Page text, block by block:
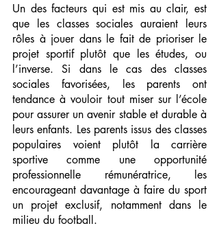
Un des facteurs qui est mis au clair, est
que les classes sociales auraient leurs
rôles à jouer dans le fait de prioriser le
projet sportif plutôt que les études, ou
l’inverse. Si dans le cas des classes
sociales favorisées, les parents ont
tendance à vouloir tout miser sur l’école
pour assurer un avenir stable et durable à
leurs enfants. Les parents issus des classes
populaires voient plutôt la carrière
sportive comme une opportunité
professionnelle rémunératrice, les
encourageant davantage à faire du sport
un projet exclusif, notamment dans le
milieu du football.